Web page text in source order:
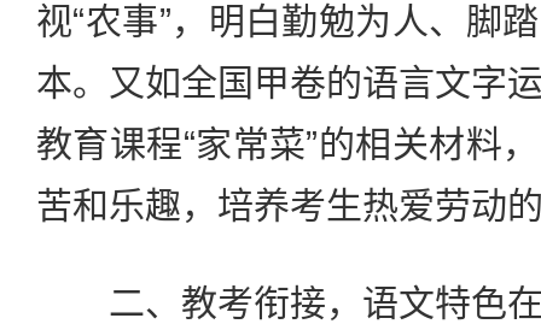
视“农事”，明白勤勉为人、脚
本。又如全国甲卷的语言文字
教育课程“家常菜”的相关材料
苦和乐趣，培养考生热爱劳动
二、教考衔接，语文特色在